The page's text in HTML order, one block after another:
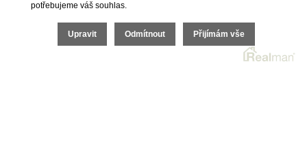
potřebujeme váš souhlas.
Upravit Odmítnout Přijímám vše